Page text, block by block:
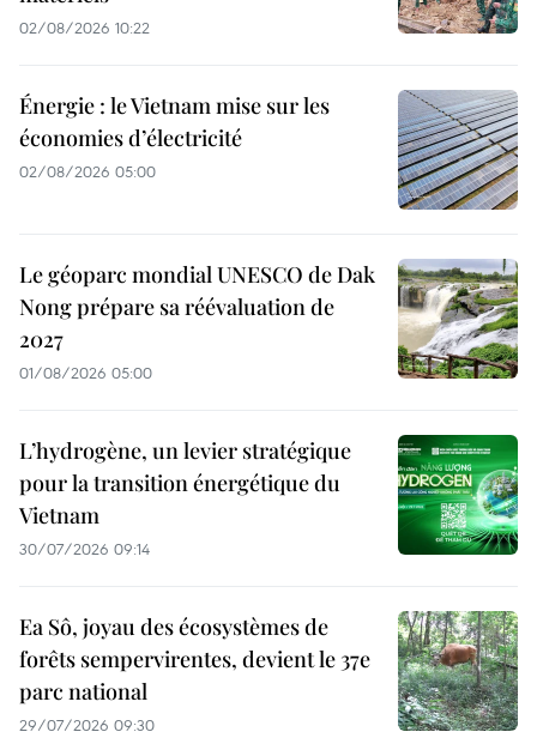
02/08/2026 10:22
Énergie : le Vietnam mise sur les
économies d’électricité
02/08/2026 05:00
Le géoparc mondial UNESCO de Dak
Nong prépare sa réévaluation de
2027
01/08/2026 05:00
L’hydrogène, un levier stratégique
pour la transition énergétique du
Vietnam
30/07/2026 09:14
Ea Sô, joyau des écosystèmes de
forêts sempervirentes, devient le 37e
parc national
29/07/2026 09:30